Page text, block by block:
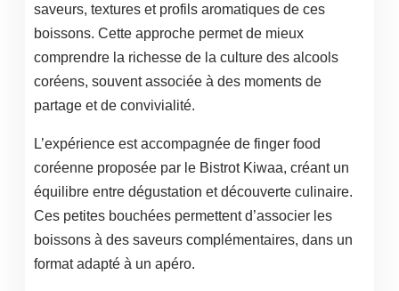
saveurs, textures et profils aromatiques de ces
boissons. Cette approche permet de mieux
comprendre la richesse de la culture des alcools
coréens, souvent associée à des moments de
partage et de convivialité.
L’expérience est accompagnée de finger food
coréenne proposée par le Bistrot Kiwaa, créant un
équilibre entre dégustation et découverte culinaire.
Ces petites bouchées permettent d’associer les
boissons à des saveurs complémentaires, dans un
format adapté à un apéro.